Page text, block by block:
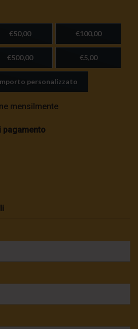
€50,00 €100,00
€500,00 €5,00
personalizzato
mensilmente
pagamento